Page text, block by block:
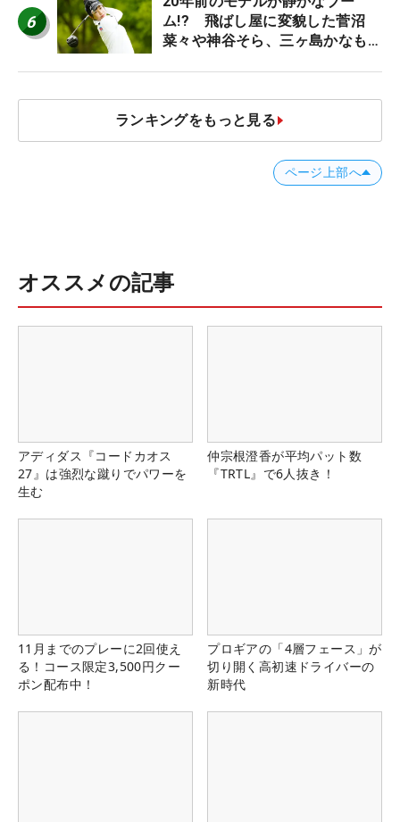
6
ム!? 飛ばし屋に変貌した菅沼
菜々や神谷そら、三ヶ島かなも使
ランキングをもっと見る
ページ上部へ
オススメの記事
アディダス『コードカオス
27』は強烈な蹴りでパワーを
生む
仲宗根澄香が平均パット数
『TRTL』で6人抜き！
11月までのプレーに2回使え
る！コース限定3,500円クー
ポン配布中！
プロギアの「4層フェース」が
切り開く高初速ドライバーの
新時代